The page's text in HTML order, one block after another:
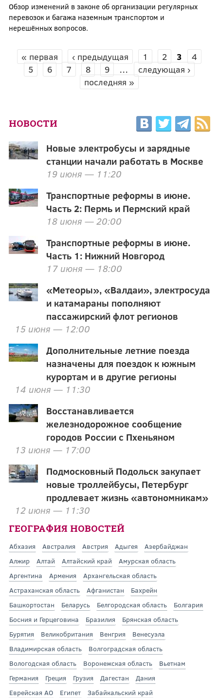
Обзор изменений в законе об организации регулярных
перевозок и багажа наземным транспортом и
нерешённых вопросов.
СТРАНИЦЫ
« первая ‹ предыдущая 1 2 3
4
5
6 7 8 9 …
следующая ›
последняя »
НОВОСТИ
Новые электробусы и зарядные
станции начали работать в Москве
19 июня — 11:20
Транспортные реформы в июне.
Часть 2: Пермь и Пермский край
18 июня — 20:00
Транспортные реформы в июне.
Часть 1: Нижний Новгород
17 июня — 18:00
«Метеоры», «Валдаи», электросуда
и катамараны пополняют
пассажирский флот регионов
15 июня — 12:00
Дополнительные летние поезда
назначены для поездок к южным
курортам и в другие регионы
14 июня — 11:30
Восстанавливается
железнодорожное сообщение
городов России с Пхеньяном
13 июня — 17:00
Подмосковный Подольск закупает
новые троллейбусы, Петербург
продлевает жизнь «автономникам»
12 июня — 11:30
ГЕОГРАФИЯ НОВОСТЕЙ
Абхазия Австралия Австрия Адыгея
Азербайджан
Алжир
Алтай Алтайский край
Амурская область
Аргентина
Армения
Архангельская область
Астраханская область
Афганистан
Бахрейн
Башкортостан
Беларусь Белгородская область
Болгария
Босния и Герцеговина
Бразилия
Брянская область
Бурятия
Великобритания Венгрия
Венесуэла
Владимирская область
Волгоградская область
Вологодская область
Воронежская область
Вьетнам
Германия
Греция Грузия Дагестан
Дания
Еврейская АО
Египет
Забайкальский край